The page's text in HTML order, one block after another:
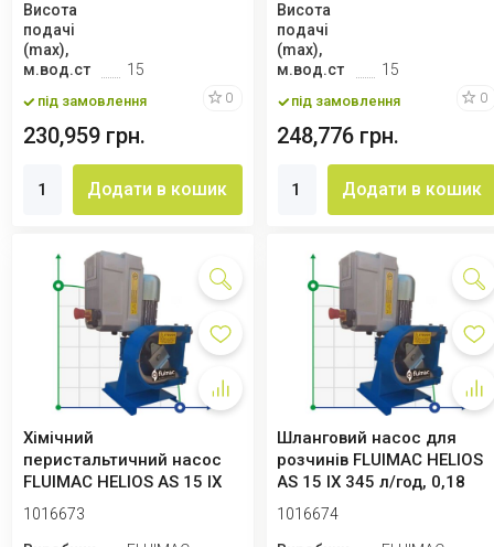
Висота
подачі
(max),
м.вод.ст
15
під замовлення 0
230,959 грн.
Додати в кошик
Висота
подачі
(max),
м.вод.ст
15
під замовлення 0
248,776 грн.
Додати в кошик
Хімічний
перистальтичний насос
FLUIMAC HELIOS AS 15 IX
172 л/год, 0,18 кВт, 7...
1016673
Шланговий насос для
розчинів FLUIMAC HELIOS
AS 15 IX 345 л/год, 0,18
кВт, 140...
1016674